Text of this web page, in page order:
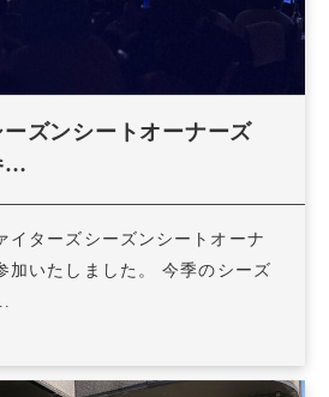
ズンシートオーナーズ
…
イターズシーズンシートオーナ
加いたしました。 今季のシーズ